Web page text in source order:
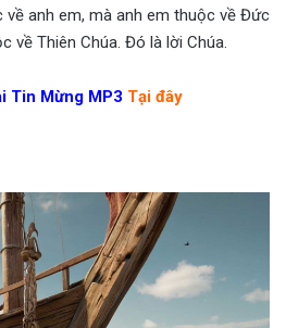
anh em, mà anh em thuộc về Đức
về Thiên Chúa. Đó là lời Chúa.
Tin Mừng MP3 Tại đây